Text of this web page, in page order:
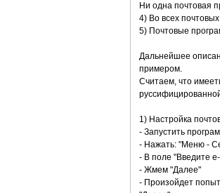
Ни одна почтовая
4) Во всех
5) Почтовые
Дальнейшее
примером.
Считаем, что
1) Настройка
- Запустить
- Нажать: "Меню -
- В поле "Введите
- Жмем "Далее"
- Произойдет